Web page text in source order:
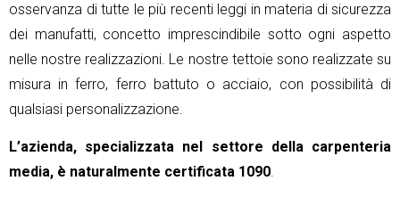
osservanza di tutte le più recenti leggi in materia di sicurezza
dei manufatti, concetto imprescindibile sotto ogni aspetto
nelle nostre realizzazioni. Le nostre tettoie sono realizzate su
misura in ferro, ferro battuto o acciaio, con possibilità di
qualsiasi personalizzazione.
L’azienda, specializzata nel settore della carpenteria
media, è naturalmente certificata 1090.